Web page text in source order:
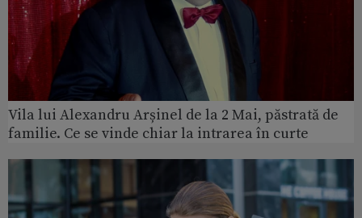
Vila lui Alexandru Arșinel de la 2 Mai, păstrată de
familie. Ce se vinde chiar la intrarea în curte